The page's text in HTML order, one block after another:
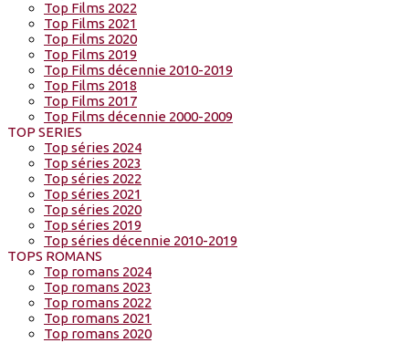
Top Films 2022
Top Films 2021
Top Films 2020
Top Films 2019
Top Films décennie 2010-2019
Top Films 2018
Top Films 2017
Top Films décennie 2000-2009
TOP SERIES
Top séries 2024
Top séries 2023
Top séries 2022
Top séries 2021
Top séries 2020
Top séries 2019
Top séries décennie 2010-2019
TOPS ROMANS
Top romans 2024
Top romans 2023
Top romans 2022
Top romans 2021
Top romans 2020